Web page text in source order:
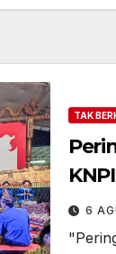
TAK
6